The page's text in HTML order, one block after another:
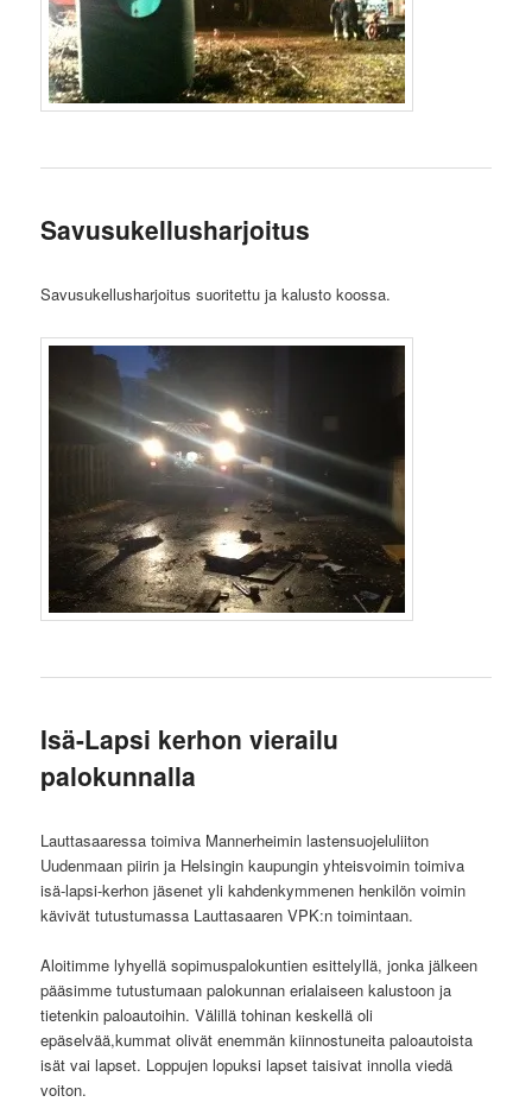
Savusukellusharjoitus
Savusukellusharjoitus suoritettu ja kalusto koossa.
Isä-Lapsi kerhon vierailu
palokunnalla
Lauttasaaressa toimiva Mannerheimin lastensuojeluliiton
Uudenmaan piirin ja Helsingin kaupungin yhteisvoimin toimiva
isä-lapsi-kerhon jäsenet yli kahdenkymmenen henkilön voimin
kävivät tutustumassa Lauttasaaren VPK:n toimintaan.
Aloitimme lyhyellä sopimuspalokuntien esittelyllä, jonka jälkeen
pääsimme tutustumaan palokunnan erialaiseen kalustoon ja
tietenkin paloautoihin. Välillä tohinan keskellä oli
epäselvää,kummat olivät enemmän kiinnostuneita paloautoista
isät vai lapset. Loppujen lopuksi lapset taisivat innolla viedä
voiton.